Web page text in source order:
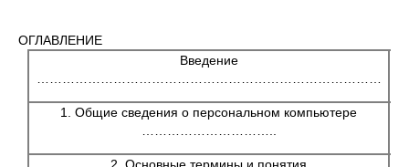
ОГЛАВЛЕНИЕ
Введение
1. Общие сведения о персональном компьютере